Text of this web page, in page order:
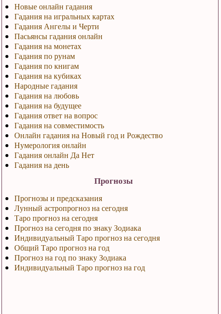
Новые онлайн гадания
Гадания на игральных картах
Гадания Ангелы и Черти
Пасьянсы гадания онлайн
Гадания на монетах
Гадания по рунам
Гадания по книгам
Гадания на кубиках
Народные гадания
Гадания на любовь
Гадания на будущее
Гадания ответ на вопрос
Гадания на совместимость
Онлайн гадания на Новый год и Рождество
Нумерология онлайн
Гадания онлайн Да Нет
Гадания на день
Прогнозы
Прогнозы и предсказания
Лунный астропрогноз на сегодня
Таро прогноз на сегодня
Прогноз на сегодня по знаку Зодиака
Индивидуальный Таро прогноз на сегодня
Общий Таро прогноз на год
Прогноз на год по знаку Зодиака
Индивидуальный Таро прогноз на год